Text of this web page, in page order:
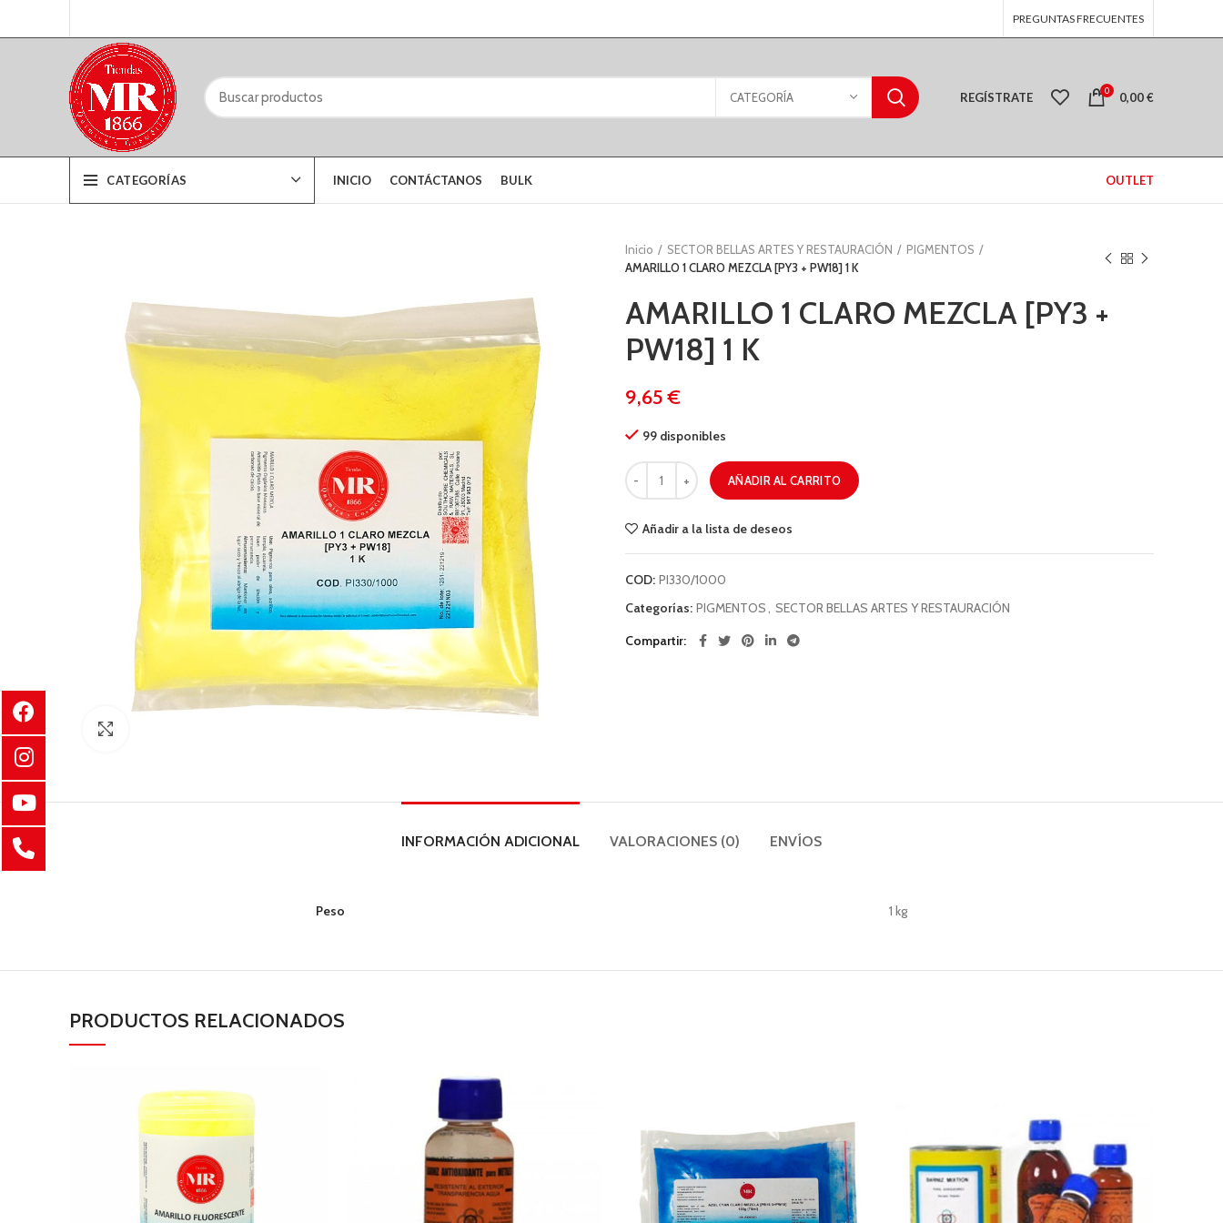
PREGUNTAS FRECUENTES
CATEGORÍA REGÍSTRATE 0 0,00€
CATEGORÍAS INICIO CONTÁCTANOS BULK OUTLET
Inicio SECTOR BELLAS ARTES Y RESTAURACIÓN
PIGMENTOS
AMARILLO 1 CLARO MEZCLA [PY3 + PW18] 1 K
AMARILLO 1 CLARO MEZCLA [PY3 +
PW18] 1 K
€
99 disponibles
AÑADIR AL CARRITO
Añadir a la lista de deseos
COD: PI330/1000
Categorías: PIGMENTOS, SECTOR BELLAS ARTES Y RESTAURACIÓN
Compartir
INFORMACIÓN ADICIONAL VALORACIONES (0) ENVÍOS
Peso 1 kg
PRODUCTOS RELACIONADOS